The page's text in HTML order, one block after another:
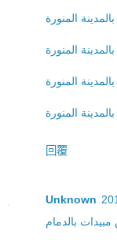
المنورة
المنورة
المنورة
المنورة
回覆
Unknown
بالدمام